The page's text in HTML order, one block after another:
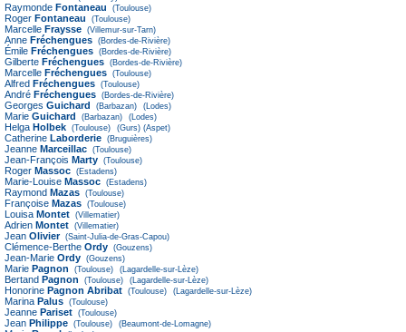
Raymonde Fontaneau (Toulouse)
Roger Fontaneau (Toulouse)
Marcelle Fraysse (Villemur-sur-Tarn)
Anne Fréchengues (Bordes-de-Rivière)
Émile Fréchengues (Bordes-de-Rivière)
Gilberte Fréchengues (Bordes-de-Rivière)
Marcelle Fréchengues (Toulouse)
Alfred Fréchengues (Toulouse)
André Fréchengues (Bordes-de-Rivière)
Georges Guichard (Barbazan) (Lodes)
Marie Guichard (Barbazan) (Lodes)
Helga Holbek (Toulouse) (Gurs) (Aspet)
Catherine Laborderie (Bruguières)
Jeanne Marceillac (Toulouse)
Jean-François Marty (Toulouse)
Roger Massoc (Estadens)
Marie-Louise Massoc (Estadens)
Raymond Mazas (Toulouse)
Françoise Mazas (Toulouse)
Louisa Montet (Villematier)
Adrien Montet (Villematier)
Jean Olivier (Saint-Julia-de-Gras-Capou)
Clémence-Berthe Ordy (Gouzens)
Jean-Marie Ordy (Gouzens)
Marie Pagnon (Toulouse) (Lagardelle-sur-Lèze)
Bertand Pagnon (Toulouse) (Lagardelle-sur-Lèze)
Honorine Pagnon Abribat (Toulouse) (Lagardelle-sur-Lèze)
Marina Palus (Toulouse)
Jeanne Pariset (Toulouse)
Jean Philippe (Toulouse) (Beaumont-de-Lomagne)